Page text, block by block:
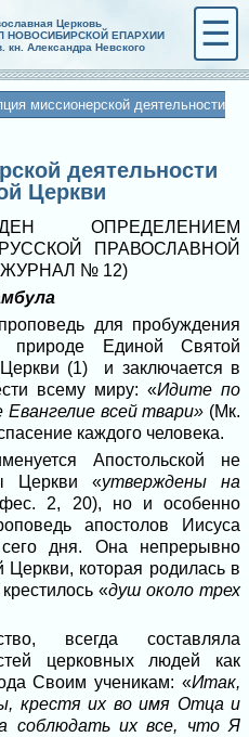
Церковь
НОВОСИБИРСКОЙ ЕПАРХИИ
кн. Александра Невского
☰
миссионерской деятельности
деятельности
Церкви
ОПРЕДЕЛЕНИЕМ
ПРАВОСЛАВНОЙ
№ 12)
для пробуждения
Единой Святой
(1) и заключается в
всему миру: «Идите по
Евангелие всей твари» (Мк.
каждого человека.
Апостольской не
Церкви «утверждены на
2, 20), но и особенно
апостолов Иисуса
дня. Она непрерывно
Церкви, которая родилась в
«душ около трех
всегда составляла
церковных людей как
Своим ученикам: «Итак,
крестя их во имя Отца и
соблюдать их все, что Я